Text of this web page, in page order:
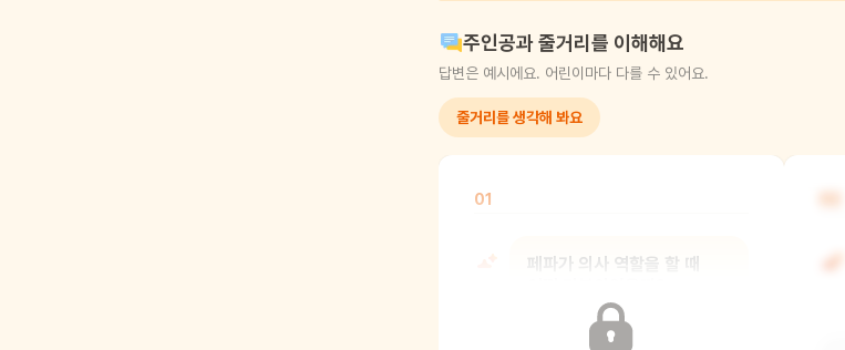
주인공과 줄거리를 이해해요
답변은 예시에요. 어린이마다 다를 수 있어요.
줄거리를 생각해 봐요
01
페파가 의사 역할을 할 때